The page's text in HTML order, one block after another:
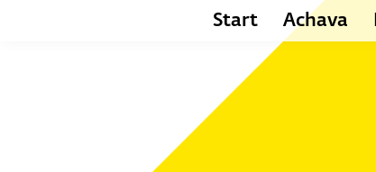
Start Achava